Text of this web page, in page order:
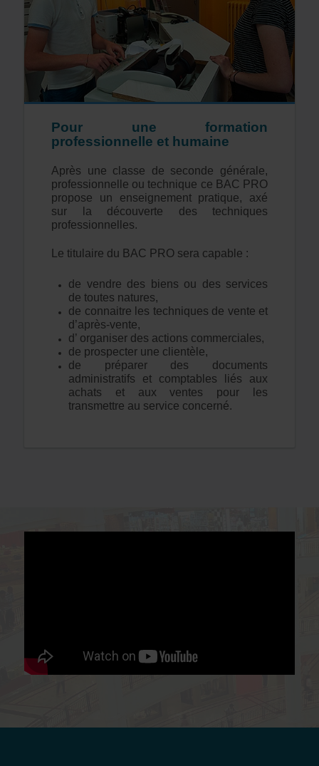
Pour une formation
professionnelle et humaine
Après une classe de seconde générale,
professionnelle ou technique ce BAC PRO
propose un enseignement pratique, axé
sur la découverte des techniques
professionnelles.
Le titulaire du BAC PRO sera capable :
de vendre des biens ou des services
de toutes natures,
de connaitre les techniques de vente et
d’après-vente,
d’ organiser des actions commerciales,
de prospecter une clientèle,
de préparer des documents
administratifs et comptables liés aux
achats et aux ventes pour les
transmettre au service concerné.